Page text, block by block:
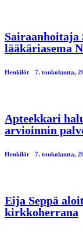
Sairaanhoitaja
lääkäriasema
Henkilöt 7. toukokuuta,
Apteekkari
arvioinnin
Henkilöt 7. toukokuuta,
Eija Seppä
kirkkoherrana